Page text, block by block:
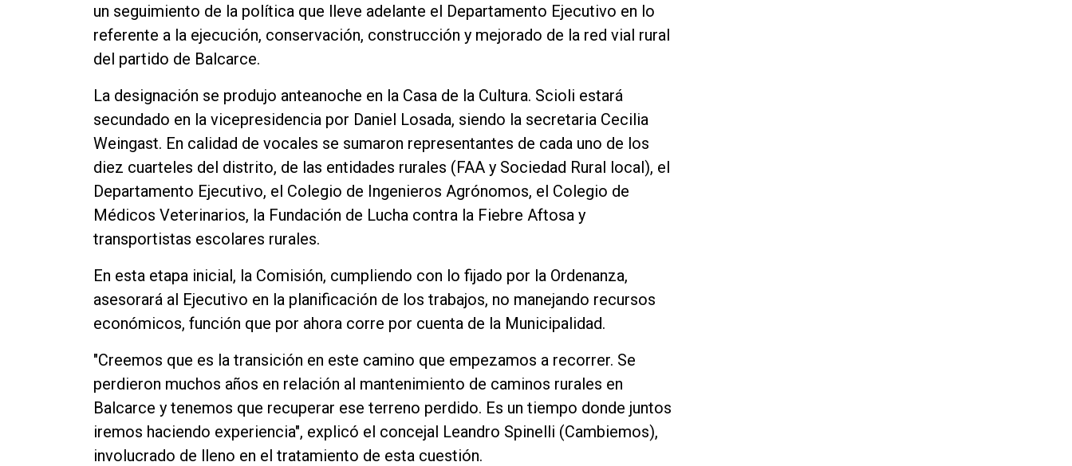
un seguimiento de la política que lleve adelante el Departamento Ejecutivo en lo
referente a la ejecución, conservación, construcción y mejorado de la red vial rural
del partido de Balcarce.
La designación se produjo anteanoche en la Casa de la Cultura. Scioli estará
secundado en la vicepresidencia por Daniel Losada, siendo la secretaria Cecilia
Weingast. En calidad de vocales se sumaron representantes de cada uno de los
diez cuarteles del distrito, de las entidades rurales (FAA y Sociedad Rural local), el
Departamento Ejecutivo, el Colegio de Ingenieros Agrónomos, el Colegio de
Médicos Veterinarios, la Fundación de Lucha contra la Fiebre Aftosa y
transportistas escolares rurales.
En esta etapa inicial, la Comisión, cumpliendo con lo fijado por la Ordenanza,
asesorará al Ejecutivo en la planificación de los trabajos, no manejando recursos
económicos, función que por ahora corre por cuenta de la Municipalidad.
"Creemos que es la transición en este camino que empezamos a recorrer. Se
perdieron muchos años en relación al mantenimiento de caminos rurales en
Balcarce y tenemos que recuperar ese terreno perdido. Es un tiempo donde juntos
iremos haciendo experiencia", explicó el concejal Leandro Spinelli (Cambiemos),
involucrado de lleno en el tratamiento de esta cuestión.